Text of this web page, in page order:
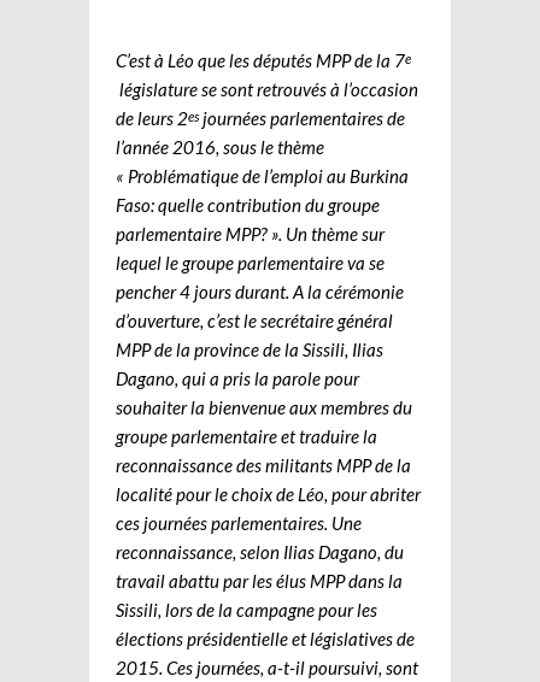
C’est à Léo que les députés MPP de la 7e
législature se sont retrouvés à l’occasion
de leurs 2esjournées parlementaires de
l’année 2016, sous le thème
« Problématique de l’emploi au Burkina
Faso: quelle contribution du groupe
parlementaire MPP? ». Un thème sur
lequel le groupe parlementaire va se
pencher 4 jours durant. A la cérémonie
d’ouverture, c’est le secrétaire général
MPP de la province de la Sissili, Ilias
Dagano, qui a pris la parole pour
souhaiter la bienvenue aux membres du
groupe parlementaire et traduire la
reconnaissance des militants MPP de la
localité pour le choix de Léo, pour abriter
ces journées parlementaires. Une
reconnaissance, selon Ilias Dagano, du
travail abattu par les élus MPP dans la
Sissili, lors de la campagne pour les
élections présidentielle et législatives de
2015. Ces journées, a-t-il poursuivi, sont